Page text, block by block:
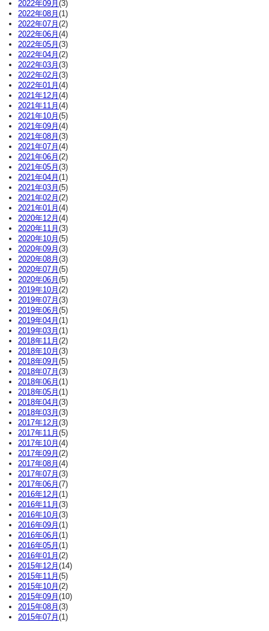
2022年09月(3)
2022年08月(1)
2022年07月(2)
2022年06月(4)
2022年05月(3)
2022年04月(2)
2022年03月(3)
2022年02月(3)
2022年01月(4)
2021年12月(4)
2021年11月(4)
2021年10月(5)
2021年09月(4)
2021年08月(3)
2021年07月(4)
2021年06月(2)
2021年05月(3)
2021年04月(1)
2021年03月(5)
2021年02月(2)
2021年01月(4)
2020年12月(4)
2020年11月(3)
2020年10月(5)
2020年09月(3)
2020年08月(3)
2020年07月(5)
2020年06月(5)
2019年10月(2)
2019年07月(3)
2019年06月(5)
2019年04月(1)
2019年03月(1)
2018年11月(2)
2018年10月(3)
2018年09月(5)
2018年07月(3)
2018年06月(1)
2018年05月(1)
2018年04月(3)
2018年03月(3)
2017年12月(3)
2017年11月(5)
2017年10月(4)
2017年09月(2)
2017年08月(4)
2017年07月(3)
2017年06月(7)
2016年12月(1)
2016年11月(3)
2016年10月(3)
2016年09月(1)
2016年06月(1)
2016年05月(1)
2016年01月(2)
2015年12月(14)
2015年11月(5)
2015年10月(2)
2015年09月(10)
2015年08月(3)
2015年07月(1)